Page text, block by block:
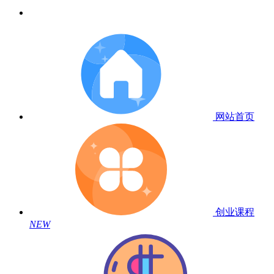
网站首页
创业课程
NEW